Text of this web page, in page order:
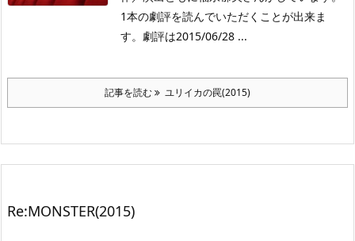
1本の劇評を読んでいただくことが出来ま
す。劇評は2015/06/28 ...
記事を読む ユリイカの罠(2015)
Re:MONSTER(2015)